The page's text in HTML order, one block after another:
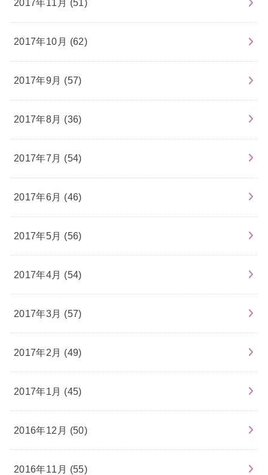
2017年11月 (51)
2017年10月 (62)
2017年9月 (57)
2017年8月 (36)
2017年7月 (54)
2017年6月 (46)
2017年5月 (56)
2017年4月 (54)
2017年3月 (57)
2017年2月 (49)
2017年1月 (45)
2016年12月 (50)
2016年11月 (55)